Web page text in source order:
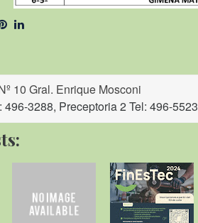
10 Gral. Enrique Mosconi
496-3288, Preceptoria 2 Tel: 496-5523